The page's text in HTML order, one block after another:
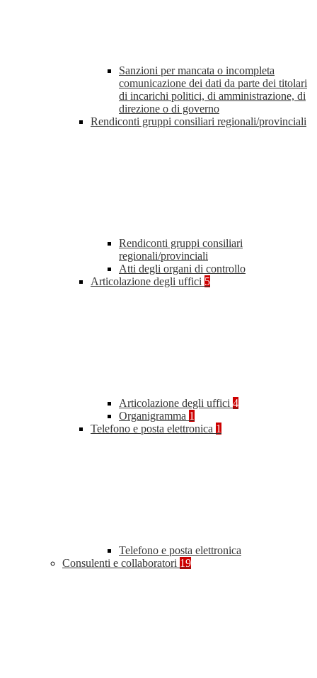
Sanzioni per mancata o incompleta
comunicazione dei dati da parte dei titolari
di incarichi politici, di amministrazione, di
direzione o di governo
Rendiconti gruppi consiliari regionali/provinciali
Rendiconti gruppi consiliari
regionali/provinciali
Atti degli organi di controllo
Articolazione degli uffici 5
Articolazione degli uffici 4
Organigramma 1
Telefono e posta elettronica 1
Telefono e posta elettronica
Consulenti e collaboratori 19